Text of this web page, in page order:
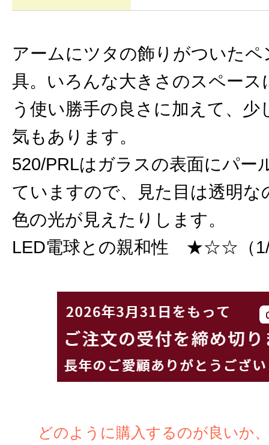
アームにツタの飾りがついたペ
具。いろんな大きさのスペース
う使い勝手の良さに加えて、少
気もあります。
520/PRLはガラスの表面にパー
ていますので、見た目は透明な
色の光が見えたりします。
LED電球との親和性 ★☆☆（
どのように購入するのが良いか